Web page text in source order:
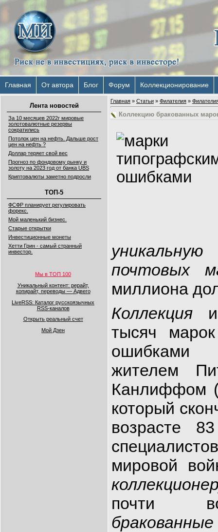
Главная От автора Блог Форум Коллекционирование
Лента новостей
За 10 месяцев 2022г мировые
золотовалютные резервы
сократились
Потолок цен на нефть. Дальше рост
цен на нефть ?
Доллар теряет свой вес
Прогноз по фондовому рынку и
золоту на 2023 год от банка UBS
Криптовалюты заметно подросли
ТОП-5
ФСФР планирует регулировать
форекс.
Мой маленький бизнес.
Старые открытки
Инвестиционные монеты
Хетти Грин - самый странный
инвестор.
Мы в ТОП 100
Уникальный контент: рерайт,
копирайт, переводы — Адвего
LiveRSS: Каталог русскоязычных
RSS-каналов
Открыть реальный счет
Мой Дзен
Главная » Статьи » Филателия »
Коллекцию бракованных
почтовых
миллиона
Коллекция
тысяч
жителем
Канлиффом
который
возрасте
мировой
почти